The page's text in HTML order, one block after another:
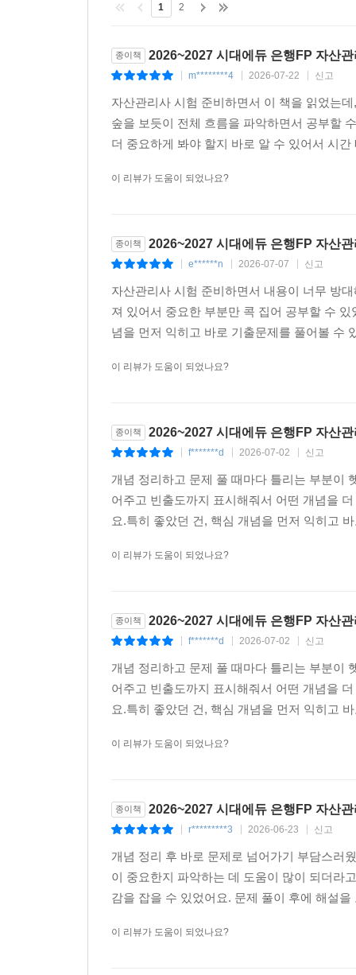
1 2
종이책 2026~2027 시대에듀 은행FP 자산
m********4 2026-07-22 신고
자산관리사 시험 준비하면서 이 책을 읽었는
숲을 보듯이 전체 흐름을 파악하면서 공부할
더 중요하게 봐야 할지 바로 알 수 있어서 시
이 리뷰가 도움이 되었나요?
종이책 2026~2027 시대에듀 은행FP 자산
e******n 2026-07-07 신고
자산관리사 시험 준비하면서 내용이 너무 방
져 있어서 중요한 부분만 콕 집어 공부할 수
념을 먼저 익히고 바로 기출문제를 풀어볼 수
이 리뷰가 도움이 되었나요?
종이책 2026~2027 시대에듀 은행FP 자산
f*******d 2026-07-02 신고
개념 정리하고 문제 풀 때마다 틀리는 부분이
어주고 빈출도까지 표시해줘서 어떤 개념을
요.특히 좋았던 건, 핵심 개념을 먼저 익히고
이 리뷰가 도움이 되었나요?
종이책 2026~2027 시대에듀 은행FP 자산
f*******d 2026-07-02 신고
개념 정리하고 문제 풀 때마다 틀리는 부분이
어주고 빈출도까지 표시해줘서 어떤 개념을
요.특히 좋았던 건, 핵심 개념을 먼저 익히고
이 리뷰가 도움이 되었나요?
종이책 2026~2027 시대에듀 은행FP 자산
r*********3 2026-06-23 신고
개념 정리 후 바로 문제로 넘어가기 부담스러
이 중요한지 파악하는 데 도움이 많이 되더라
감을 잡을 수 있었어요. 문제 풀이 후에 해설
이 리뷰가 도움이 되었나요?